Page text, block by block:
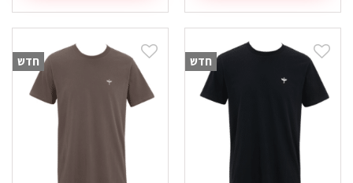
זה
יש
סוגים.
ניתן
לבחור
את
האפשרויות
בעמוד
המוצר
זה
יש
סוגים.
ניתן
לבחור
את
האפשרויות
בעמוד
חדש חדש